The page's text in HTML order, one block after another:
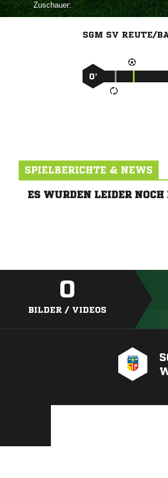
Zuschauer:
SGM SV REUTE/
0’
SPIELBERICHTE & NEWS
ES WURDEN LEIDER
0
BILDER / VIDEOS